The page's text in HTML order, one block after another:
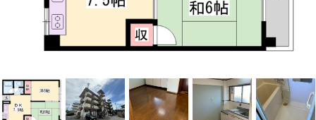
地図から探す
オーナー様へ
スタッフ紹介ページ
LINE公式アカウント